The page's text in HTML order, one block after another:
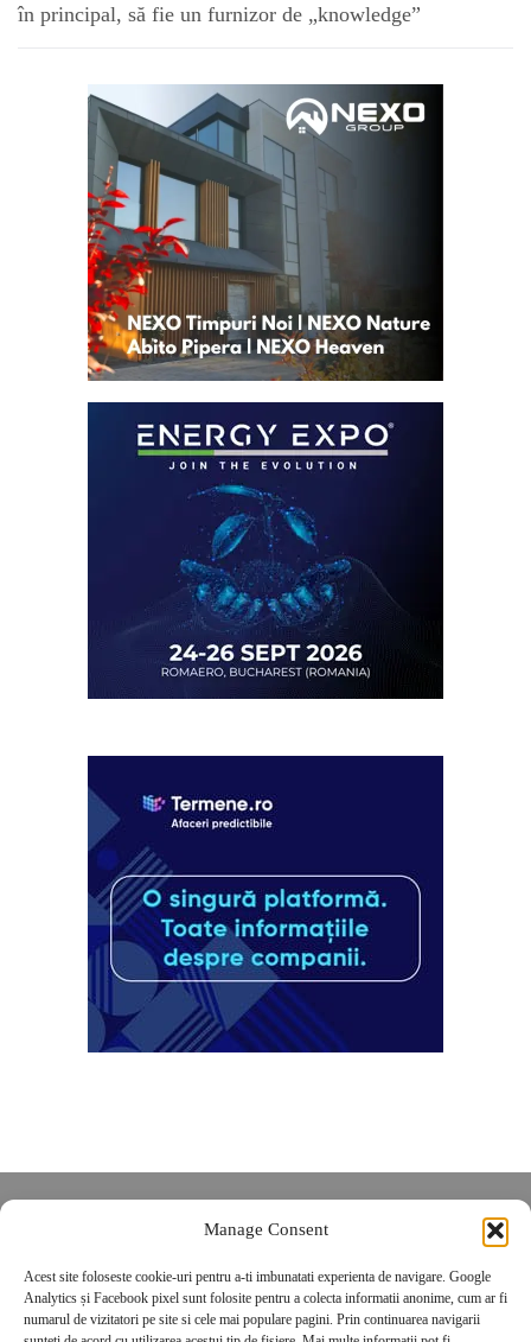
Manage Consent
Acest site foloseste cookie-uri pentru a-ti imbunatati experienta de navigare. Google
Analytics și Facebook pixel sunt folosite pentru a colecta informatii anonime, cum ar fi
numarul de vizitatori pe site si cele mai populare pagini. Prin continuarea navigarii
în principal, să fie un furnizor de „knowledge”
POLITICĂ DE CONFIDENȚIALITATE
Politica de cookies